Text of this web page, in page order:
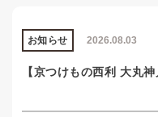
2026.08.03
お知らせ
【京つけもの西利 大丸